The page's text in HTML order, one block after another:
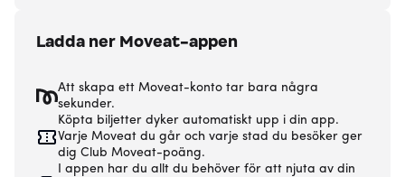
Ladda ner Moveat-appen
Att skapa ett Moveat-konto tar bara några
sekunder.
Köpta biljetter dyker automatiskt upp i din app.
Varje Moveat du går och varje stad du besöker ger
dig Club Moveat-poäng.
I appen har du allt du behöver för att njuta av din